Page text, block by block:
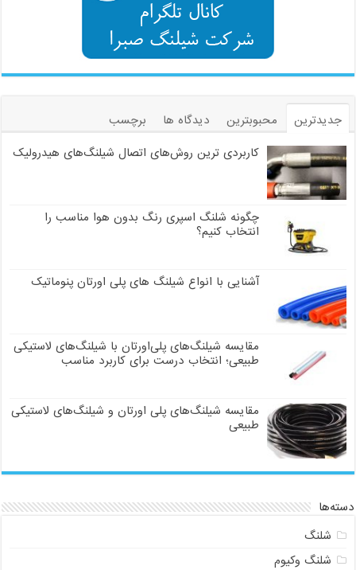
جدیدترین محبوبترین دیدگاه ها
برچسب
کاربردی ترین روش‌های اتصال شیلنگ‌های هیدرولیک
چگونه شلنگ اسپری رنگ بدون هوا مناسب را
انتخاب کنیم؟
آشنایی با انواع شیلنگ های پلی اورتان پنوماتیک
مقایسه شیلنگ‌های پلی‌اورتان با شیلنگ‌های لاستیکی
طبیعی؛ انتخاب درست برای کاربرد مناسب
مقایسه شیلنگ‌های پلی اورتان و شیلنگ‌های لاستیکی
طبیعی
دسته‌ها
شلنگ
شلنگ وکیوم